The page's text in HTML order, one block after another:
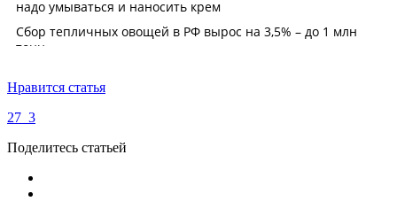
Нравится статья
27 3
Поделитесь статьей